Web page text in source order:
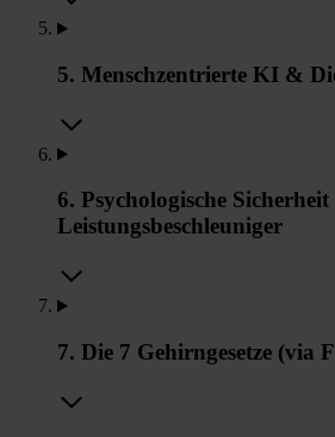
5. Menschzentrierte KI &
6. Psychologische Sicherheit
Leistungsbeschleuniger
7. Die 7 Gehirngesetze (via